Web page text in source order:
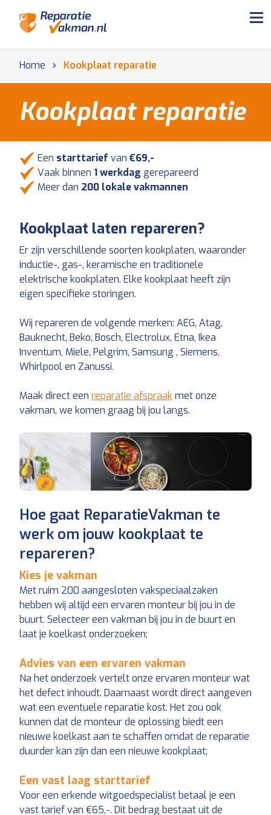
Home Kookplaat reparatie
Kookplaat reparatie
Een starttarief van €69,-
Vaak binnen 1 werkdag gerepareerd
Meer dan 200 lokale vakmannen
Kookplaat laten repareren?
Er zijn verschillende soorten kookplaten, waaronder
inductie-, gas-, keramische en traditionele
elektrische kookplaten. Elke kookplaat heeft zijn
eigen specifieke storingen.
Wij repareren de volgende merken: AEG, Atag,
Bauknecht, Beko, Bosch, Electrolux, Etna, Ikea
Inventum, Miele, Pelgrim, Samsung , Siemens,
Whirlpool en Zanussi.
Maak direct een reparatie afspraakmet onze
vakman, we komen graag bij jou langs.
Hoe gaat ReparatieVakman te
werk om jouw kookplaat te
repareren?
Kies je vakman
Met ruim 200 aangesloten vakspeciaalzaken
hebben wij altijd een ervaren monteur bij jou in de
buurt. Selecteer een vakman bij jou in de buurt en
laat je koelkast onderzoeken;
Advies van een ervaren vakman
Na het onderzoek vertelt onze ervaren monteur wat
het defect inhoudt. Daarnaast wordt direct aangeven
wat een eventuele reparatie kost. Het zou ook
kunnen dat de monteur de oplossing biedt een
nieuwe koelkast aan te schaffen omdat de reparatie
duurder kan zijn dan een nieuwe kookplaat;
Een vast laag starttarief
Voor een erkende witgoedspecialist betaal je een
vast tarief van €65,-. Dit bedrag bestaat uit de